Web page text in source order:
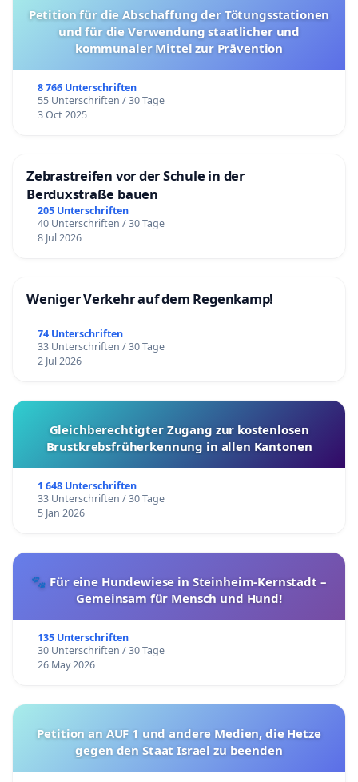
Petition für die Abschaffung der Tötungsstationen
und für die Verwendung staatlicher und
kommunaler Mittel zur Prävention
8 766 Unterschriften
55 Unterschriften / 30 Tage
3 Oct 2025
Zebrastreifen vor der Schule in der
Berduxstraße bauen
205 Unterschriften
40 Unterschriften / 30 Tage
8 Jul 2026
Weniger Verkehr auf dem Regenkamp!
74 Unterschriften
33 Unterschriften / 30 Tage
2 Jul 2026
Gleichberechtigter Zugang zur kostenlosen
Brustkrebsfrüherkennung in allen Kantonen
1 648 Unterschriften
33 Unterschriften / 30 Tage
5 Jan 2026
🐾 Für eine Hundewiese in Steinheim-Kernstadt –
Gemeinsam für Mensch und Hund!
135 Unterschriften
30 Unterschriften / 30 Tage
26 May 2026
Petition an AUF 1 und andere Medien, die Hetze
gegen den Staat Israel zu beenden